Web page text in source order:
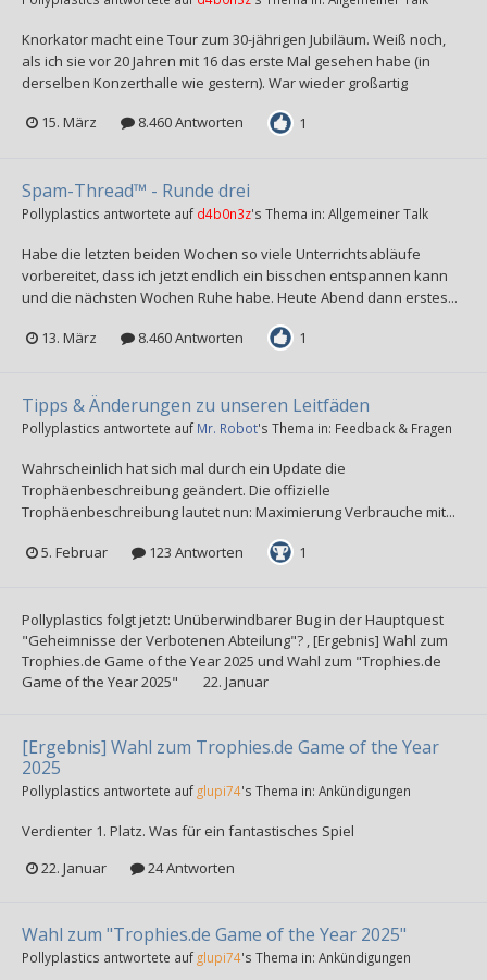
Knorkator macht eine Tour zum 30-jährigen Jubiläum. Weiß noch,
als ich sie vor 20 Jahren mit 16 das erste Mal gesehen habe (in
derselben Konzerthalle wie gestern). War wieder großartig
15. März 8.460 Antworten 1
Spam-Thread™ - Runde drei
Pollyplastics antwortete auf d4b0n3z's Thema in: Allgemeiner Talk
Habe die letzten beiden Wochen so viele Unterrichtsabläufe
vorbereitet, dass ich jetzt endlich ein bisschen entspannen kann
und die nächsten Wochen Ruhe habe. Heute Abend dann erstes...
13. März 8.460 Antworten 1
Tipps & Änderungen zu unseren Leitfäden
Pollyplastics antwortete auf Mr. Robot's Thema in: Feedback & Fragen
Wahrscheinlich hat sich mal durch ein Update die
Trophäenbeschreibung geändert. Die offizielle
Trophäenbeschreibung lautet nun: Maximierung Verbrauche mit...
5. Februar 123 Antworten 1
Pollyplastics folgt jetzt: Unüberwindbarer Bug in der Hauptquest
"Geheimnisse der Verbotenen Abteilung"? ,[Ergebnis] Wahl zum
Trophies.de Game of the Year 2025 und Wahl zum "Trophies.de
Game of the Year 2025"
22. Januar
[Ergebnis] Wahl zum Trophies.de Game of the Year
2025
Pollyplastics antwortete auf glupi74's Thema in: Ankündigungen
Verdienter 1. Platz. Was für ein fantastisches Spiel
22. Januar
24 Antworten
Wahl zum "Trophies.de Game of the Year 2025"
Pollyplastics antwortete auf glupi74's Thema in: Ankündigungen